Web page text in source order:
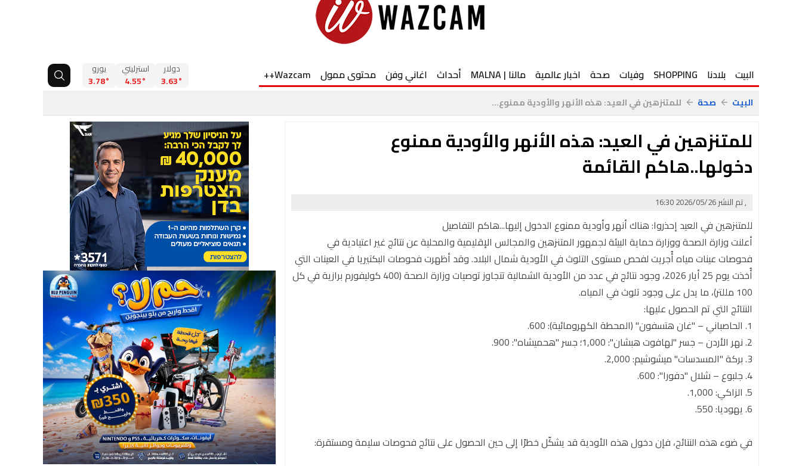
البيت بلادنا SHOPPING وفيات صحة اخبار عالمية مالنا | MALNA أحداث اغاني وفن محتوى ممول Wazcam++ دولار
3.63°
استرليني
4.55°
يورو
3.78°
البيت arrow_back صحة arrow_back للمتنزهين في العيد: هذه الأنهر والأودية ممنوع...
للمتنزهين في العيد: هذه الأنهر والأودية ممنوع
دخولها..هاكم القائمة
, تم النشر 2026/05/26 16:30
للمتنزهين في العيد إحذروا: هناك أنهر وأودية ممنوع الدخول إليها...هاكم التفاصيل
أعلنت وزارة الصحة ووزارة حماية البيئة لجمهور المتنزهين والمجالس الإقليمية والمحلية عن نتائج غير اعتيادية في
فحوصات عينات مياه أُجريت لفحص مستوى التلوث في الأودية شمال البلاد. وقد أظهرت فحوصات البكتيريا في العينات التي
أُخذت يوم 25 أيار 2026، وجود نتائج في عدد من الأودية الشمالية تتجاوز توصيات وزارة الصحة (400 كوليفورم برازية في كل
100 مللتر)، ما يدل على وجود تلوث في المياه.
النتائج التي تم الحصول عليها:
1. الحاصباني – "غان هتسفون" (المحطة الكهرومائية): 600.
2. نهر الأردن – جسر "لهافوت هبشان": 1,000؛ جسر "هحميشاه": 900.
3. بركة "المسدسات" ميشوشيم: 2,000.
4. جلبوع – شلال "دفورا": 600.
5. الزاكي: 1,000.
6. يهوديا: 550.
في ضوء هذه النتائج، فإن دخول هذه الأودية قد يشكّل خطرًا إلى حين الحصول على نتائج فحوصات سليمة ومستقرة: